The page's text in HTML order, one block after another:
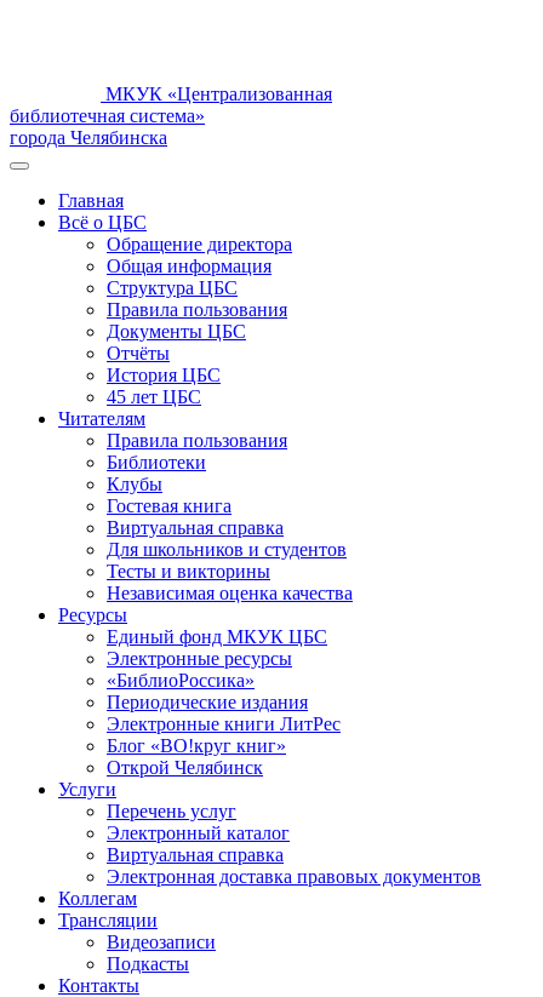
МКУК «Централизованная
библиотечная система»
города Челябинска
Главная
Всё о ЦБС
Обращение директора
Общая информация
Структура ЦБС
Правила пользования
Документы ЦБС
Отчёты
История ЦБС
45 лет ЦБС
Читателям
Правила пользования
Библиотеки
Клубы
Гостевая книга
Виртуальная справка
Для школьников и студентов
Тесты и викторины
Независимая оценка качества
Ресурсы
Единый фонд МКУК ЦБС
Электронные ресурсы
«БиблиоРоссика»
Периодические издания
Электронные книги ЛитРес
Блог «ВО!круг книг»
Открой Челябинск
Услуги
Перечень услуг
Электронный каталог
Виртуальная справка
Электронная доставка правовых документов
Коллегам
Трансляции
Видеозаписи
Подкасты
Контакты